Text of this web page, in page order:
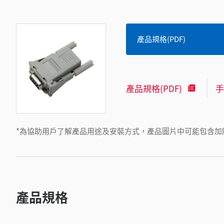
*為協助用戶了解產品用途及安裝方式，產品圖片中可能包含加
產品規格(PDF)
產品規格(PDF)
產品規格